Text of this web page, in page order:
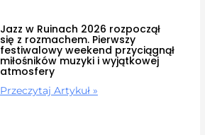
Jazz w Ruinach 2026 rozpoczął
się z rozmachem. Pierwszy
festiwalowy weekend przyciągnął
miłośników muzyki i wyjątkowej
atmosfery
Przeczytaj Artykuł »